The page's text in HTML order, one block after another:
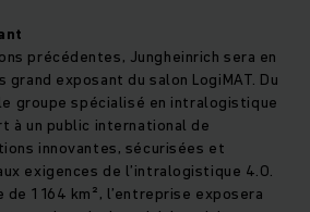
précédentes, Jungheinrich sera en
grand exposant du salon LogiMAT. Du
groupe spécialisé en intralogistique
à un public international de
innovantes, sécurisées et
exigences de l’intralogistique 4.0.
1 164 km², l’entreprise exposera